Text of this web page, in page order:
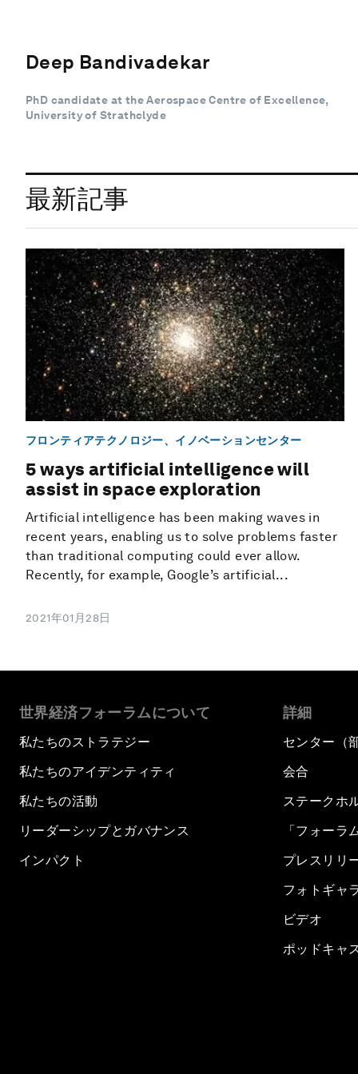
Deep Bandivadekar
PhD candidate at the Aerospace Centre of Excellence,
University of Strathclyde
最新記事
フロンティアテクノロジー、イノベーションセンター
5 ways artificial intelligence will
assist in space exploration
Artificial intelligence has been making waves in
recent years, enabling us to solve problems faster
than traditional computing could ever allow.
Recently, for example, Google’s artificial...
2021年01月28日
世界経済フォーラムについて
私たちのストラテジー
私たちのアイデンティティ
私たちの活動
リーダーシップとガバナンス
インパクト
詳細
センター（
会合
ステークホ
「フォーラ
プレスリリ
フォトギャ
ビデオ
ポッドキャ